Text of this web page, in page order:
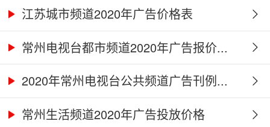
江苏城市频道2020年广告价格表
常州电视台都市频道2020年广告报价...
2020年常州电视台公共频道广告刊例...
常州生活频道2020年广告投放价格